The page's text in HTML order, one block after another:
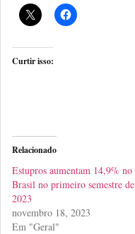
Curtir isso:
Relacionado
Estupros aumentam 14,9% no
Brasil no primeiro semestre de
2023
novembro 18, 2023
Em "Geral"